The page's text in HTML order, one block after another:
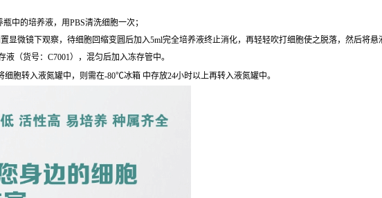
中的培养液，用PBS清洗细胞一次；
显微镜下观察，待细胞回缩变圆后加入5ml完全培养液终止消化，再轻轻吹打细胞使之脱落，然后将悬
（货号：C7001），混匀后加入冻存管中。
胞转入液氮罐中，则需在-80℃冰箱 中存放24小时以上再转入液氮罐中。